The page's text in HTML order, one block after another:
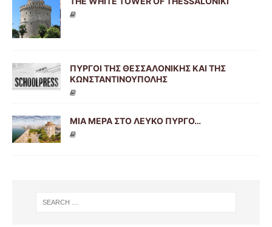
ΠΥΡΓΟΙ ΤΗΣ ΘΕΣΣΑΛΟΝΙΚΗΣ ΚΑΙ ΤΗΣ
ΚΩΝΣΤΑΝΤΙΝΟΥΠΟΛΗΣ
ΜΙΑ ΜΕΡΑ ΣΤΟ ΛΕΥΚΟ ΠΥΡΓΟ…